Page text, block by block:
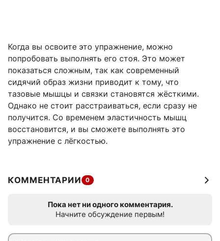
Когда вы освоите это упражнение, можно
попробовать выполнять его стоя. Это может
показаться сложным, так как современный
сидячий образ жизни приводит к тому, что
тазовые мышцы и связки становятся жёсткими.
Однако не стоит расстраиваться, если сразу не
получится. Со временем эластичность мышц
восстановится, и вы сможете выполнять это
упражнение с лёгкостью.
КОММЕНТАРИИ 0
Пока нет ни одного комментария.
Начните обсуждение первым!